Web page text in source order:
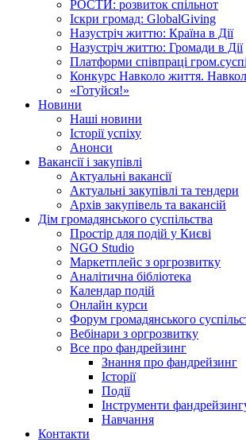
РОСТИ: розвиток спільнот
Іскри громад: GlobalGiving
Назустріч життю: Країна в Дії
Назустріч життю: Громади в Дії
Платформи співпраці
Конкурс Навколо життя.
«Готуйся!»
Новини
Наші новини
Історії успіху
Анонси
Вакансії і закупівлі
Актуальні вакансії
Актуальні закупівлі та тендери
Архів закупівель та вакансій
Дім громадянського суспільства
Простір для подій у Києві
NGO Studio
Маркетплейс з оргрозвитку
Аналітична бібліотека
Календар подій
Онлайн курси
Форум громадянського
Вебінари з оргрозвитку
Все про фандрейзинг
Знання про фандрейзинг
Історії
Події
Інструменти
Навчання
Контакти